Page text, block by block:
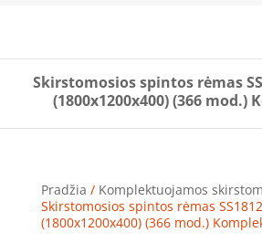
Skirstomosios spintos rėmas
(1800x1200x400) (366 mod.)
Pradžia / Komplektuojamos
Skirstomosios spintos rėmas
(1800x1200x400) (366 mod.)